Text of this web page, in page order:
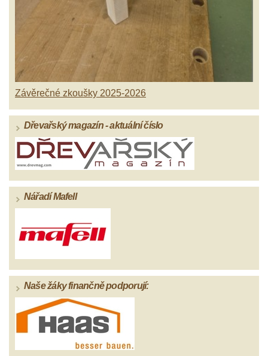
Závěrečné zkoušky 2025-2026
Dřevařský magazín - aktuální číslo
Nářadí Mafell
Naše žáky finančně podporují: